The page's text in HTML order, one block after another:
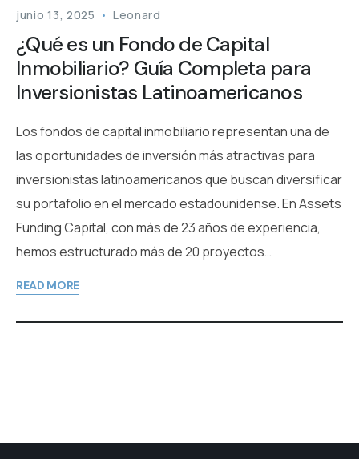
junio 13, 2025 Leonard
¿Qué es un Fondo de Capital
Inmobiliario? Guía Completa para
Inversionistas Latinoamericanos
Los fondos de capital inmobiliario representan una de
las oportunidades de inversión más atractivas para
inversionistas latinoamericanos que buscan diversificar
su portafolio en el mercado estadounidense. En Assets
Funding Capital, con más de 23 años de experiencia,
hemos estructurado más de 20 proyectos…
READ MORE